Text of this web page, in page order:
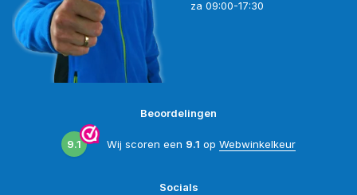
za 09:00-17:30
Beoordelingen
9.1 Wij scoren een 9.1 op Webwinkelkeur
Socials